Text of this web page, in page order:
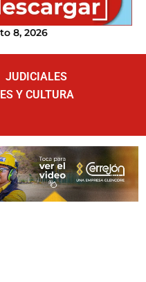
8, 2026
JUDICIALES
Y CULTURA